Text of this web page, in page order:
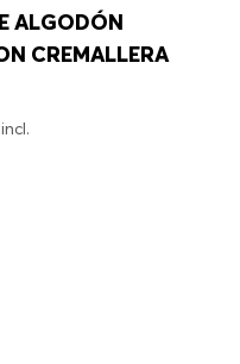
ALGODÓN
CREMALLERA